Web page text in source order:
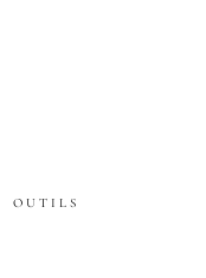
OUTILS